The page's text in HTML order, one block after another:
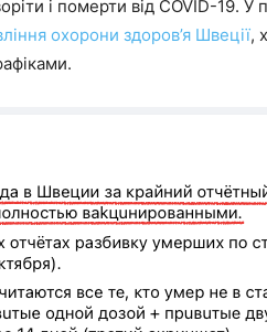
і померти від COVID-19.
охорони здоров’я Швеції,